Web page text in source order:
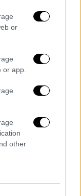
or
app.
other
(«Η
και ο
«Mad Max:
Boy»).
του
Μεγάλη
εποχής σε
Έλεν Μίρεν
The